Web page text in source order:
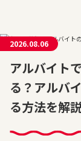
2026.08.06
アルバイト
る？アルバ
る方法を解